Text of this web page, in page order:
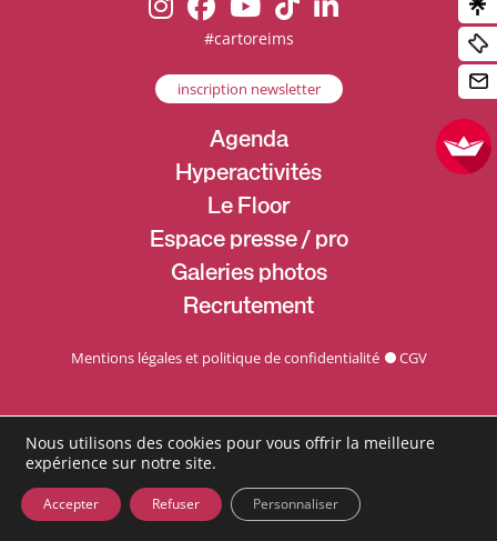
#cartoreims
inscription newsletter
Agenda
Hyperactivités
Le Floor
Espace presse / pro
Galeries photos
Recrutement
Mentions légales et politique de confidentialité CGV
Nous utilisons des cookies pour vous offrir la meilleure
expérience sur notre site.
Accepter Refuser Personnaliser